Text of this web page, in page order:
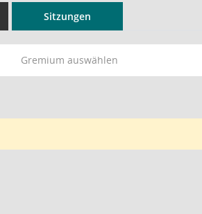
Sitzungen
Gremium auswählen